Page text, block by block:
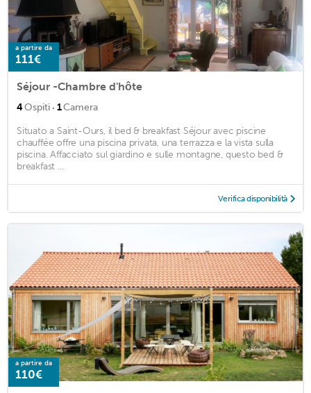
a partire da
111€
Séjour -Chambre d'hôte
4Ospiti · 1Camera
Situato a Saint-Ours, il bed & breakfast Séjour avec piscine
chauffée offre una piscina privata, una terrazza e la vista sulla
piscina. Affacciato sul giardino e sulle montagne, questo bed &
breakfast ...
Verifica disponibilità
a partire da
110€